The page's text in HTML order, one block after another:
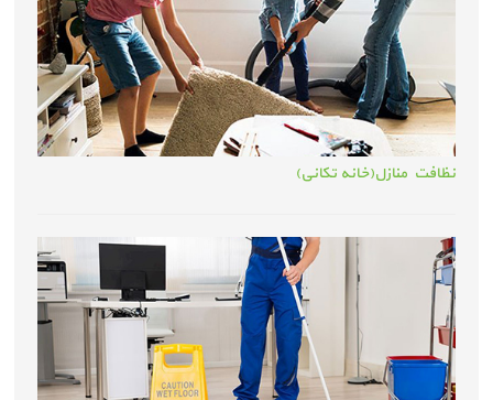
نظافت منازل(خانه تکانی)